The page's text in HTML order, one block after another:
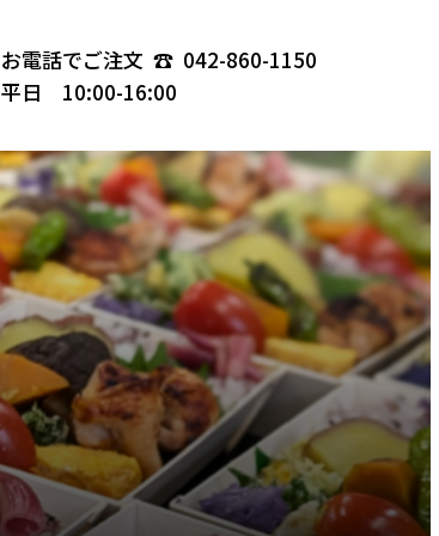
お電話でご注文 ☎ 042-860-1150
平日 10:00-16:00